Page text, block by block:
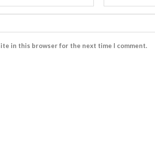
in this browser for the next time I comment.